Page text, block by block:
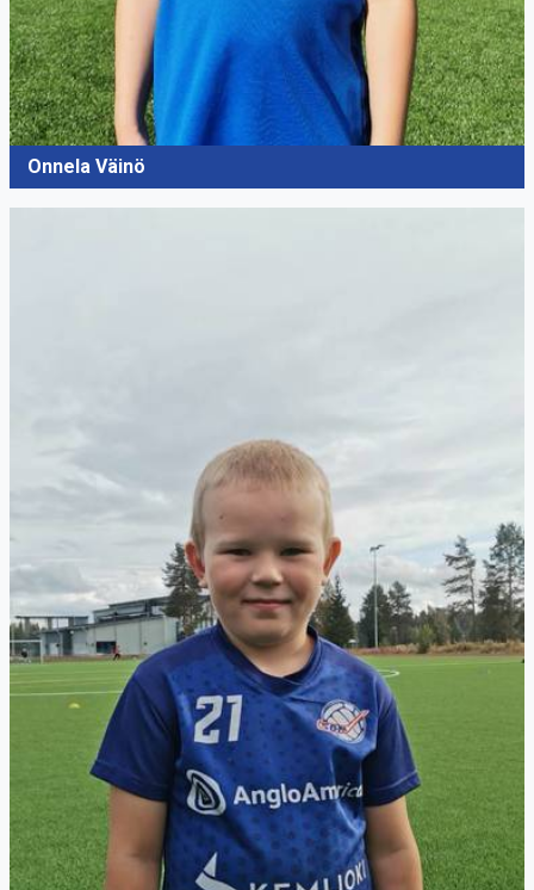
Onnela Väinö